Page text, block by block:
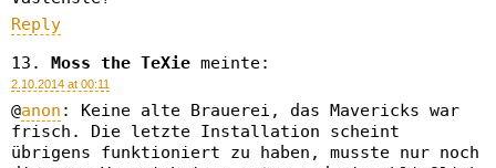
Reply
Moss the TeXie meinte:
2.10.2014 at 00:11
@anon : Keine alte Brauerei, das Mavericks war
frisch. Die letzte Installation scheint
übrigens funktioniert zu haben, musste nur noch